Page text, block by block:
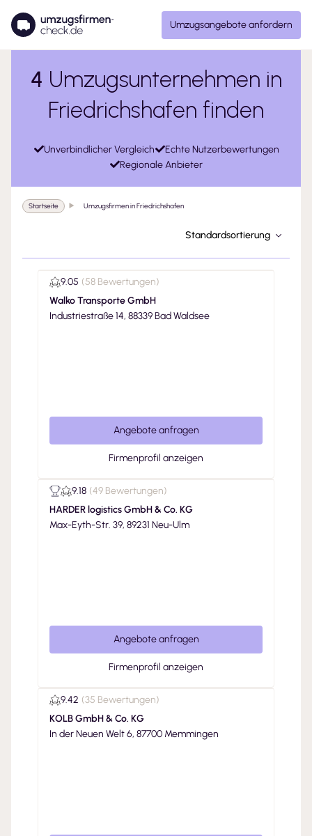
Umzugsangebote anfordern
4 Umzugsunternehmen in
Friedrichshafen finden
Unverbindlicher Vergleich
Echte Nutzerbewertungen
Regionale Anbieter
Startseite Umzugsfirmen in Friedrichshafen
Standardsortierung
9.05 (58 Bewertungen)
Walko Transporte GmbH
Industriestraße 14, 88339 Bad Waldsee
Angebote anfragen
Firmenprofil anzeigen
9.18 (49 Bewertungen)
HARDER logistics GmbH & Co. KG
Max-Eyth-Str. 39, 89231 Neu-Ulm
Angebote anfragen
Firmenprofil anzeigen
9.42 (35 Bewertungen)
KOLB GmbH & Co. KG
In der Neuen Welt 6, 87700 Memmingen